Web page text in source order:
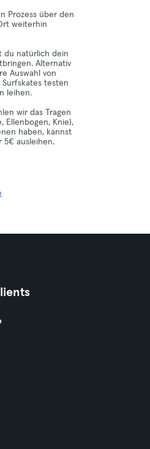
Prozess über den
weiterhin
du natürlich dein
Alternativ
Auswahl von
testen
leihen.
wir das Tragen
Ellenbogen, Knie),
haben, kannst
5€ ausleihen.